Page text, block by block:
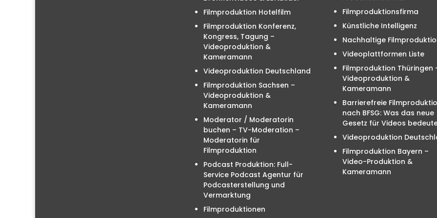
Filmproduktion Hotelfilm
Filmproduktion Konferenz,
Kongress, Tagung –
Videoproduktion &
Kameramann
Videoproduktion Deutschland
Filmproduktion Sachsen –
Videoproduktion &
Kameramann
Moderator / Moderatorin
buchen – TV-Moderation –
Moderatorin für
Filmproduktion
Podcast Produktion: Full-
Service Podcast Agentur für
Podcasterstellung und
Vermarktung
Filmproduktionen
Filmproduktionsfirma
Künstliche Intelligenz
Nachhaltige
Videoplattformen Liste
Filmproduktion Thüringen
Videoproduktion &
Kameramann
Barrierefreie
nach BFSG: Was das neue
Gesetz für Videos
Videoproduktion
Filmproduktion Bayern –
Video-Produktion &
Kameramann